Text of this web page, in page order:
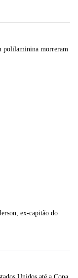
polilaminina morreram
ex-capitão do